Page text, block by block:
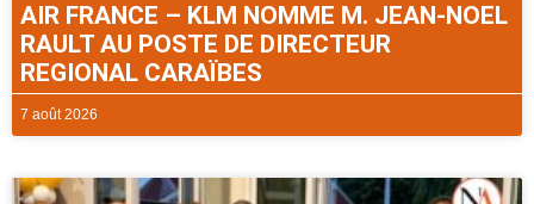
AIR FRANCE – KLM NOMME M. JEAN-NOEL
RAULT AU POSTE DE DIRECTEUR
REGIONAL CARAÏBES
7 août 2026